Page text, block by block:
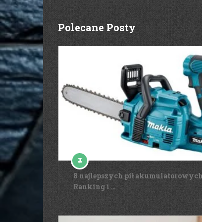
Polecane Posty
8 najlepszych pił
Ranking i …